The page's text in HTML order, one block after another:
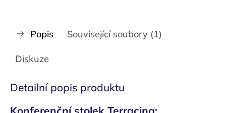
Popis Související soubory (1)
Diskuze
Detailní popis produktu
Konferenční stolek Terracina: